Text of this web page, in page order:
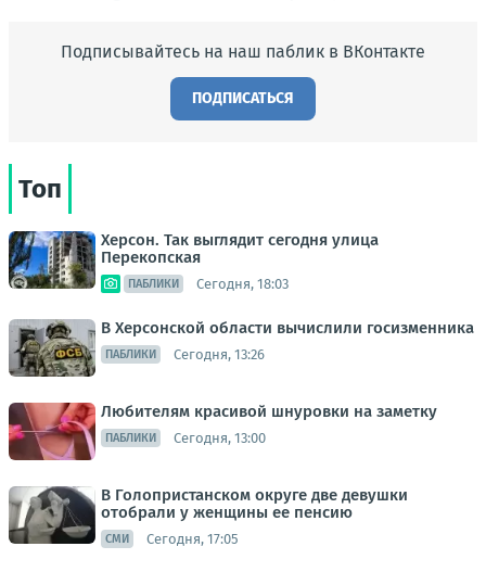
Подписывайтесь на наш паблик в ВКонтакте
ПОДПИСАТЬСЯ
Топ
Херсон. Так выглядит сегодня улица
Перекопская
ПАБЛИКИ Сегодня, 18:03
В Херсонской области вычислили госизменника
ПАБЛИКИ Сегодня, 13:26
Любителям красивой шнуровки на заметку
ПАБЛИКИ Сегодня, 13:00
В Голопристанском округе две девушки
отобрали у женщины ее пенсию
СМИ Сегодня, 17:05